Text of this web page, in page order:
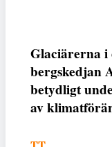
Glaciärerna i
bergskedjan
betydligt
av